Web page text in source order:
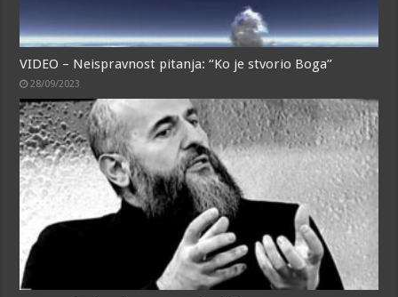
VIDEO – Neispravnost pitanja: “Ko je stvorio Boga”
28/09/2023